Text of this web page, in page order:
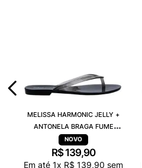
MELISSA HARMONIC JELLY +
ANTONELA BRAGA FUME
TRANSPARENTE 38263
R$ 139,90
Em até 1x R$ 139,90 sem